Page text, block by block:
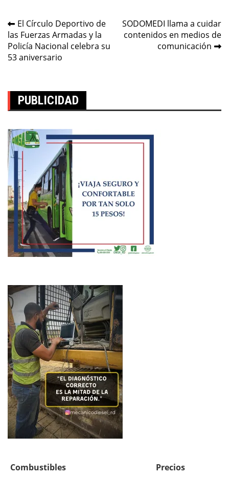
Navegación
de
entradas
El Círculo Deportivo de
las Fuerzas Armadas y la
Policía Nacional celebra su
53 aniversario
SODOMEDI llama a cuidar
contenidos en medios de
comunicación
PUBLICIDAD
Combustibles
Precios